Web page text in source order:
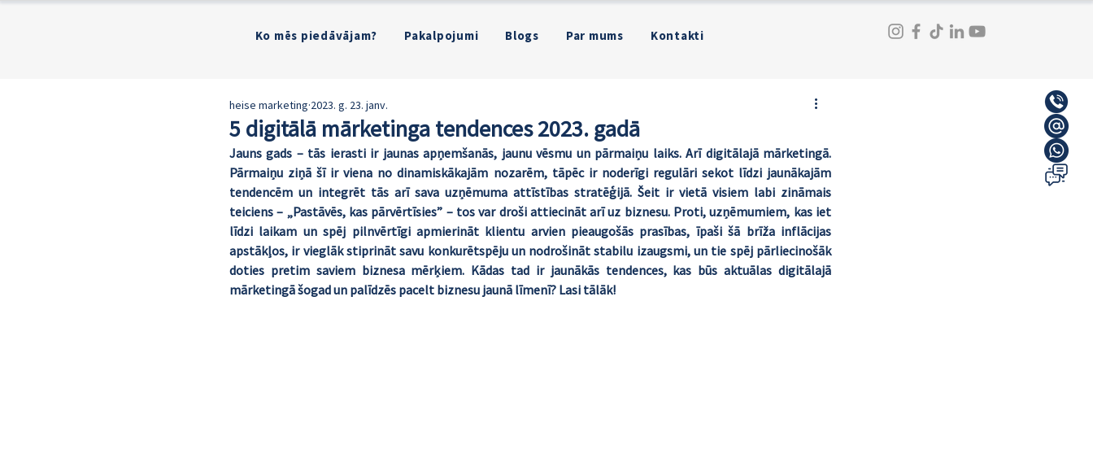
Ko mēs piedāvājam? Pakalpojumi Blogs Par mums Kontakti
5 digitālā mārketinga tendences 2023. gadā
heise marketing 2023. g. 23. janv.
Jauns gads – tās ierasti ir jaunas apņemšanās, jaunu vēsmu un pārmaiņu laiks. Arī digitālajā mārketingā.
Pārmaiņu ziņā šī ir viena no dinamiskākajām nozarēm, tāpēc ir noderīgi regulāri sekot līdzi jaunākajām
tendencēm un integrēt tās arī sava uzņēmuma attīstības stratēģijā. Šeit ir vietā visiem labi zināmais
teiciens – „Pastāvēs, kas pārvērtīsies” – tos var droši attiecināt arī uz biznesu. Proti, uzņēmumiem, kas iet
līdzi laikam un spēj pilnvērtīgi apmierināt klientu arvien pieaugošās prasības, īpaši šā brīža inflācijas
apstākļos, ir vieglāk stiprināt savu konkurētspēju un nodrošināt stabilu izaugsmi, un tie spēj pārliecinošāk
doties pretim saviem biznesa mērķiem. Kādas tad ir jaunākās tendences, kas būs aktuālas digitālajā
mārketingā šogad un palīdzēs pacelt biznesu jaunā līmenī? Lasi tālāk!